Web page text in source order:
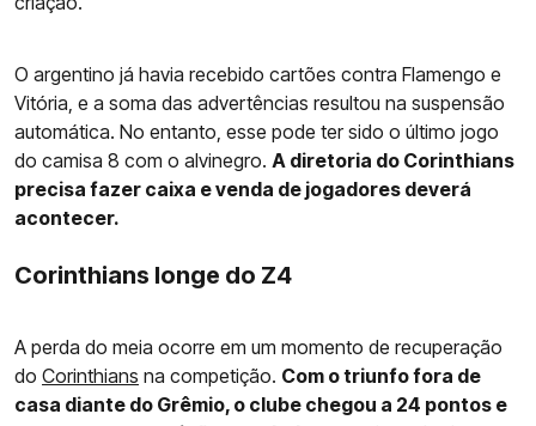
O argentino já havia recebido cartões contra Flamengo e
Vitória, e a soma das advertências resultou na suspensão
automática. No entanto, esse pode ter sido o último jogo
do camisa 8 com o alvinegro. A diretoria do Corinthians
precisa fazer caixa e venda de jogadores deverá
acontecer.
Corinthians longe do Z4
A perda do meia ocorre em um momento de recuperação
do Corinthians na competição. Com o triunfo fora de
casa diante do Grêmio, o clube chegou a 24 pontos e